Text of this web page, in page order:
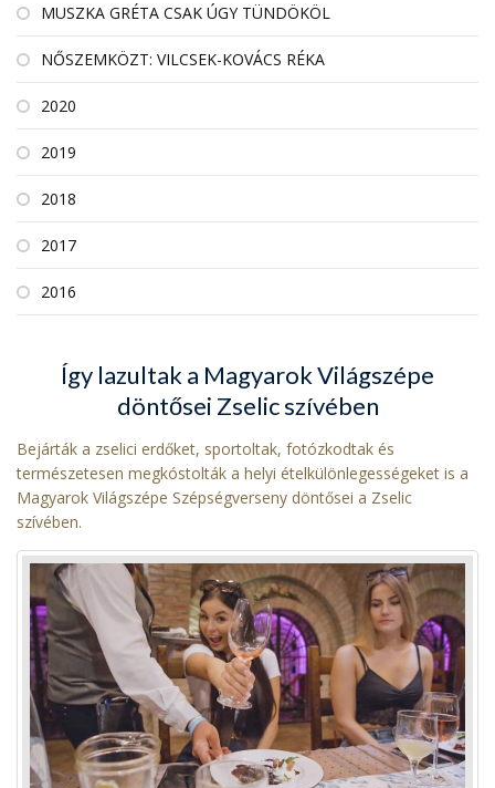
MUSZKA GRÉTA CSAK ÚGY TÜNDÖKÖL
NŐSZEMKÖZT: VILCSEK-KOVÁCS RÉKA
2020
2019
2018
2017
2016
Így lazultak a Magyarok Világszépe
döntősei Zselic szívében
Bejárták a zselici erdőket, sportoltak, fotózkodtak és
természetesen megkóstolták a helyi ételkülönlegességeket is a
Magyarok Világszépe Szépségverseny döntősei a Zselic
szívében.